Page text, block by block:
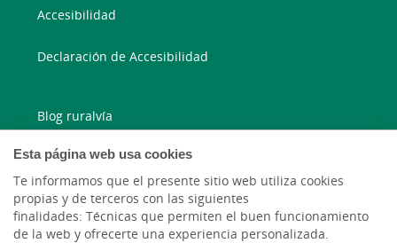
Esta página web usa cookies
Te informamos que el presente sitio web utiliza cookies
propias y de terceros con las siguientes
finalidades: Técnicas que permiten el buen funcionamiento
de la web y ofrecerte una experiencia personalizada.
Accesibilidad
Declaración de Accesibilidad
Blog ruralvía
Blog Joven In
Facebook